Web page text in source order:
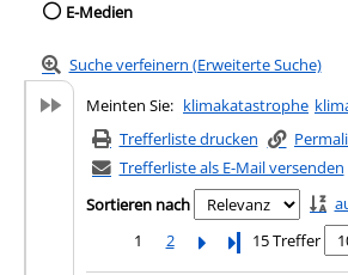
E-Medien
Suche verfeinern (Erweiterte Suche)
Meinten Sie: klimakatastrophe
Trefferliste drucken
Trefferliste als E-Mail versenden
Sortieren nach
1
2 Letzte Seite
15 Treffer